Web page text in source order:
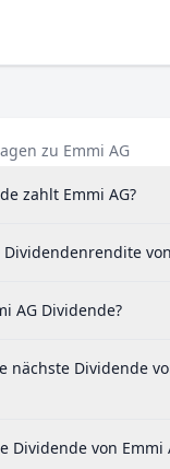
zu Emmi AG
zahlt Emmi AG?
AG Dividende?
nächste Dividende
Dividende von Emmi